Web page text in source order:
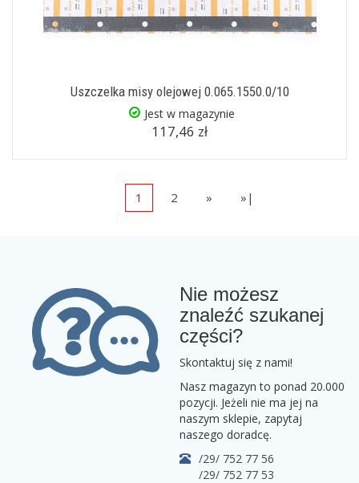
Uszczelka misy olejowej 0.065.1550.0/10
Jest w magazynie
117,46 zł
1 2 » »|
Nie możesz
znaleźć szukanej
części?
Skontaktuj się z nami!
Nasz magazyn to ponad 20.000
pozycji. Jeżeli nie ma jej na
naszym sklepie, zapytaj
naszego doradcę.
/29/ 752 77 56
/29/ 752 77 53